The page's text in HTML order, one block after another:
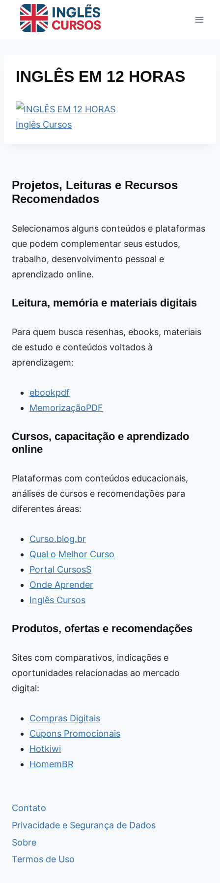
INGLÊS EM 12 HORAS
Projetos, Leituras e Recursos
Recomendados
Selecionamos alguns conteúdos e plataformas
que podem complementar seus estudos,
trabalho, desenvolvimento pessoal e
aprendizado online.
Leitura, memória e materiais digitais
Para quem busca resenhas, ebooks, materiais
de estudo e conteúdos voltados à
aprendizagem:
ebookpdf
MemorizaçãoPDF
Cursos, capacitação e aprendizado
online
Plataformas com conteúdos educacionais,
análises de cursos e recomendações para
diferentes áreas:
Curso.blog.br
Qual o Melhor Curso
Portal CursosS
Onde Aprender
Inglês Cursos
Produtos, ofertas e recomendações
Sites com comparativos, indicações e
oportunidades relacionadas ao mercado
digital:
Compras Digitais
Cupons Promocionais
Hotkiwi
HomemBR
Contato
Privacidade e Segurança de Dados
Sobre
Termos de Uso